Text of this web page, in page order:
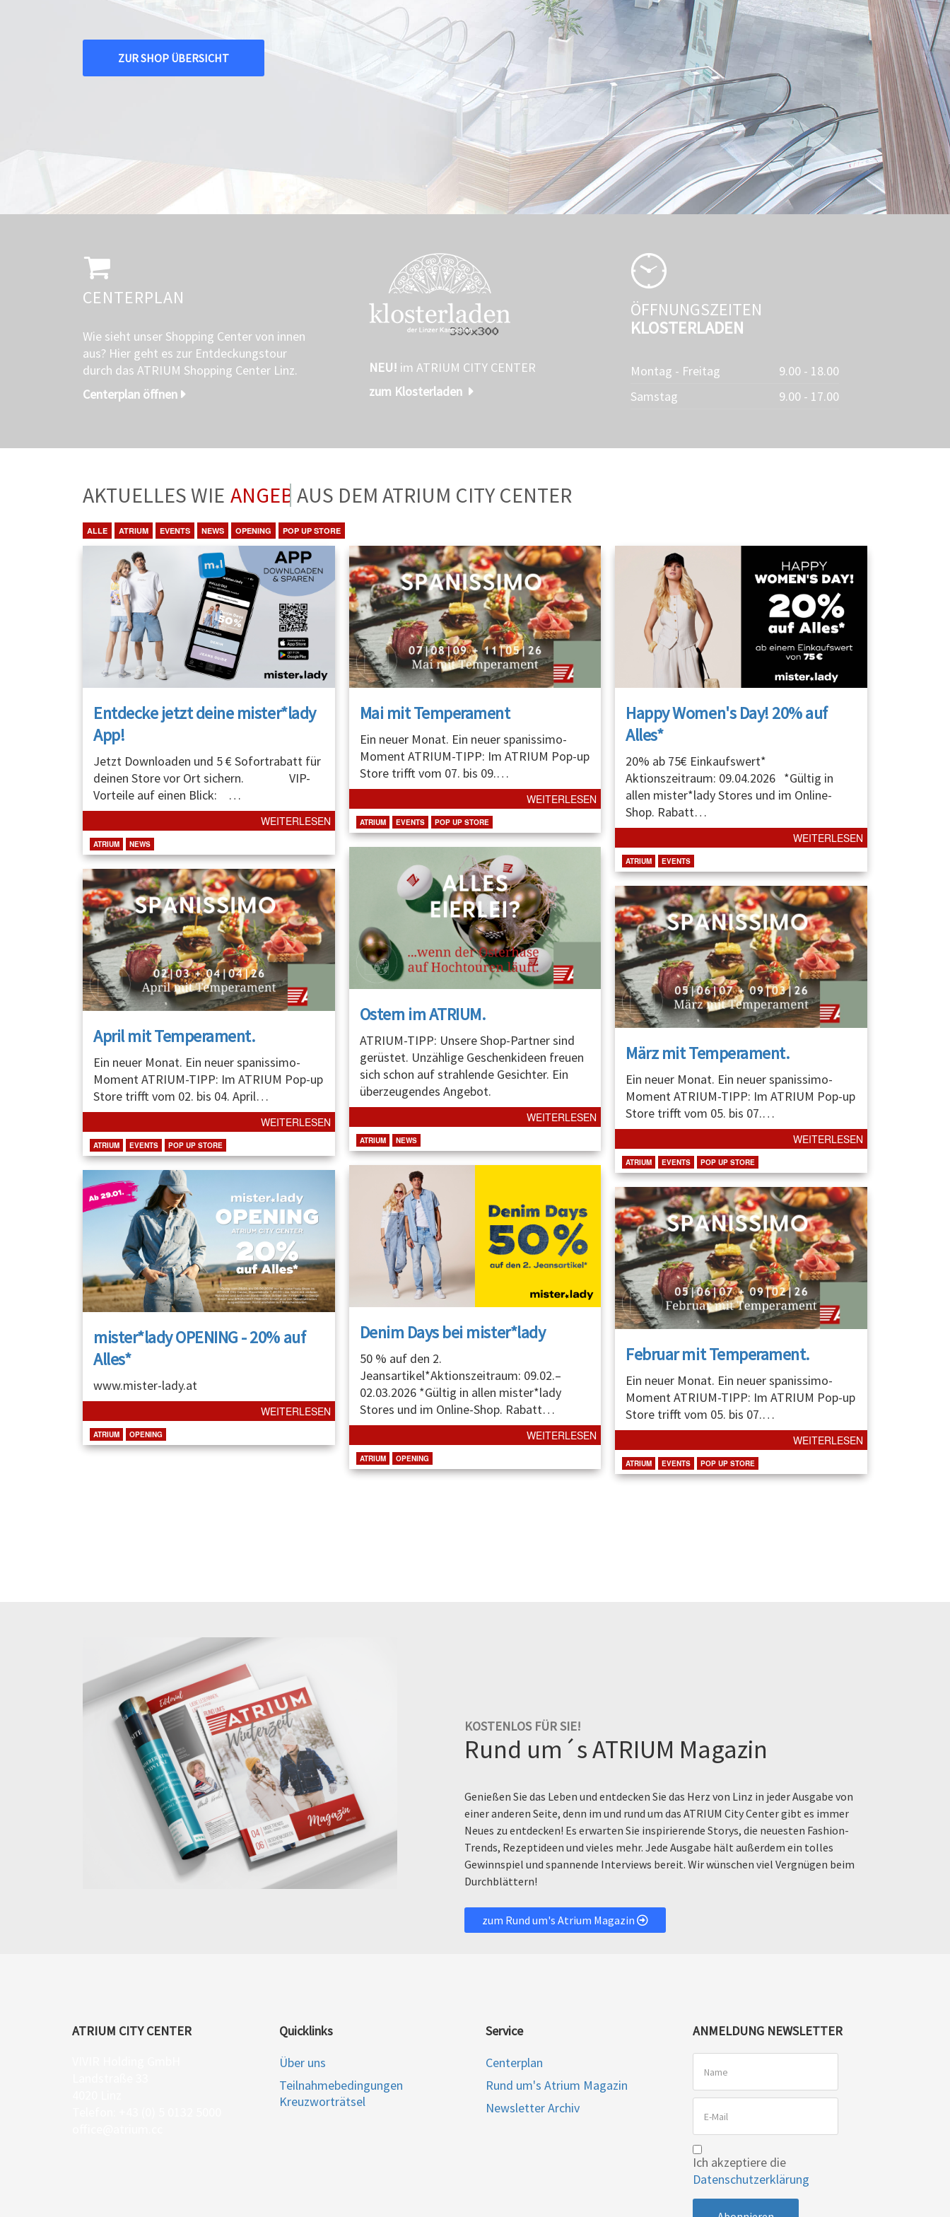
ZUR SHOP ÜBERSICHT
CENTERPLAN
Wie sieht unser Shopping Center von innen
aus? Hier geht es zur Entdeckungstour
durch das ATRIUM Shopping Center Linz.
Centerplan öffnen
NEU! im ATRIUM CITY CENTER
zum Klosterladen
ÖFFNUNGSZEITEN
KLOSTERLADEN
Montag - Freitag
9.00 - 18.00
Samstag
9.00 - 17.00
AKTUELLES WIE ANGEBOTE AUS DEM ATRIUM CITY CENTER
ALLE ATRIUM EVENTS NEWS OPENING POP UP STORE
Entdecke jetzt deine mister*lady
App!
Jetzt Downloaden und 5 € Sofortrabatt für
deinen Store vor Ort sichern. VIP-
Vorteile auf einen Blick: …
WEITERLESEN
ATRIUM NEWS
Mai mit Temperament
Ein neuer Monat. Ein neuer spanissimo-
Moment ATRIUM-TIPP: Im ATRIUM Pop-up
Store trifft vom 07. bis 09.…
WEITERLESEN
ATRIUM EVENTS POP UP STORE
Happy Women's Day! 20% auf
Alles*
20% ab 75€ Einkaufswert*
Aktionszeitraum: 09.04.2026 *Gültig in
allen mister*lady Stores und im Online-
Shop. Rabatt…
WEITERLESEN
ATRIUM EVENTS
Ostern im ATRIUM.
ATRIUM-TIPP: Unsere Shop-Partner sind
gerüstet. Unzählige Geschenkideen freuen
sich schon auf strahlende Gesichter. Ein
überzeugendes Angebot.
WEITERLESEN
ATRIUM NEWS
April mit Temperament.
Ein neuer Monat. Ein neuer spanissimo-
Moment ATRIUM-TIPP: Im ATRIUM Pop-up
Store trifft vom 02. bis 04. April…
WEITERLESEN
ATRIUM EVENTS POP UP STORE
März mit Temperament.
Ein neuer Monat. Ein neuer spanissimo-
Moment ATRIUM-TIPP: Im ATRIUM Pop-up
Store trifft vom 05. bis 07.…
WEITERLESEN
ATRIUM EVENTS POP UP STORE
Denim Days bei mister*lady
50 % auf den 2.
Jeansartikel*Aktionszeitraum: 09.02.–
02.03.2026 *Gültig in allen mister*lady
Stores und im Online-Shop. Rabatt…
WEITERLESEN
ATRIUM OPENING
mister*lady OPENING - 20% auf
Alles*
www.mister-lady.at
WEITERLESEN
ATRIUM OPENING
Februar mit Temperament.
Ein neuer Monat. Ein neuer spanissimo-
Moment ATRIUM-TIPP: Im ATRIUM Pop-up
Store trifft vom 05. bis 07.…
WEITERLESEN
ATRIUM EVENTS POP UP STORE
KOSTENLOS FÜR SIE!
Rund um´s ATRIUM Magazin
Genießen Sie das Leben und entdecken Sie das Herz von Linz in jeder Ausgabe von
einer anderen Seite, denn im und rund um das ATRIUM City Center gibt es immer
Neues zu entdecken! Es erwarten Sie inspirierende Storys, die neuesten Fashion-
Trends, Rezeptideen und vieles mehr. Jede Ausgabe hält außerdem ein tolles
Gewinnspiel und spannende Interviews bereit. Wir wünschen viel Vergnügen beim
Durchblättern!
zum Rund um's Atrium Magazin
ATRIUM CITY CENTER
Quicklinks
Über uns
Teilnahmebedingungen
Kreuzworträtsel
Service
Centerplan
Rund um's Atrium Magazin
Newsletter Archiv
ANMELDUNG NEWSLETTER
Ich akzeptiere die
Datenschutzerklärung